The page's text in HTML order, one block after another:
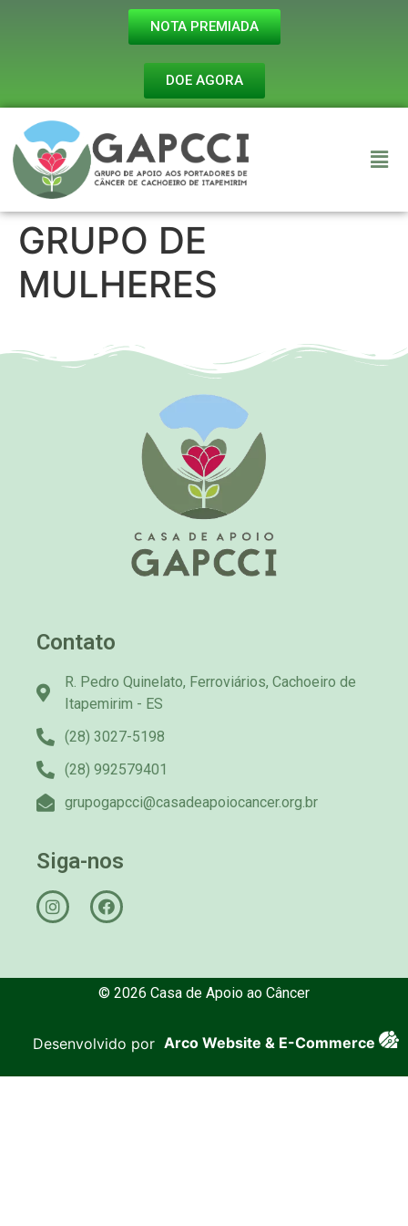
NOTA PREMIADA
DOE AGORA
GRUPO DE
MULHERES
Contato
R. Pedro Quinelato, Ferroviários, Cachoeiro de
Itapemirim - ES
(28) 3027-5198
(28) 992579401
grupogapcci@casadeapoiocancer.org.br
Siga-nos
© 2026 Casa de Apoio ao Câncer
Desenvolvido por Arco Website & E-Commerce